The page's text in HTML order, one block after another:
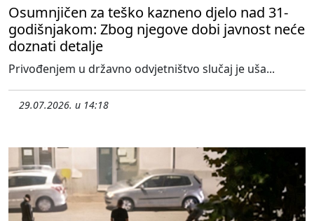
Osumnjičen za teško kazneno djelo nad 31-
godišnjakom: Zbog njegove dobi javnost neće
doznati detalje
Privođenjem u državno odvjetništvo slučaj je uša...
29.07.2026. u 14:18